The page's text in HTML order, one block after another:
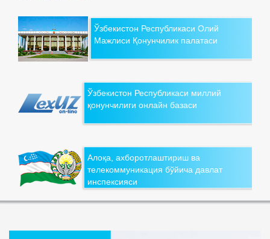
Ўзбекистон Республикаси Олий
Мажлиси Қонунчилик палатаси
Ўзбекистон Республикаси миллий
қонунчилиги онлайн базаси
Алоқа, ахборотлаштириш ва
телекоммуникация бўйича давлат
инспексияси